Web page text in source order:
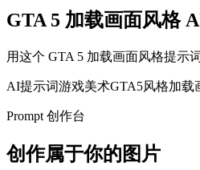
GTA 5 加载画面风格
用这个 GTA 5 加载画面风格提示
AI提示词游戏美术GTA5风格加载
Prompt 创作台
创作属于你的图片